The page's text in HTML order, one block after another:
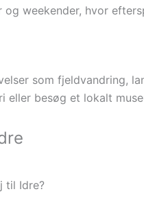
weekender, hvor
som fjeldvandring,
eller besøg et lokalt
til Idre?